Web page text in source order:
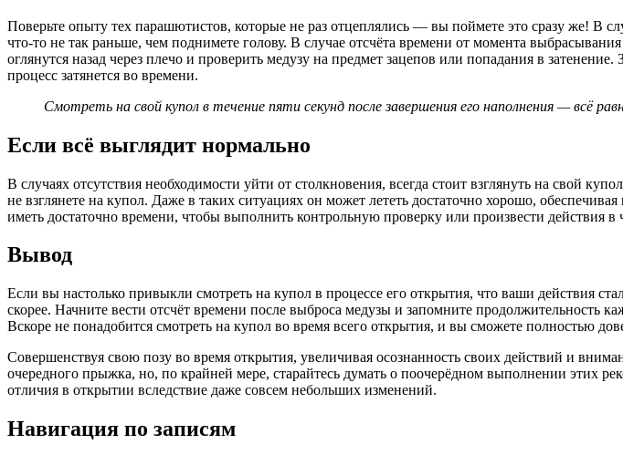
Поверьте опыту тех парашютистов, которые не раз отцеплялись — вы поймете это сразу же! В
что-то не так раньше, чем поднимете голову. В случае отсчёта времени от момента
оглянутся назад через плечо и проверить медузу на предмет зацепов или попадания в
процесс затянется во времени.
Смотреть на свой купол в течение пяти секунд после завершения его наполнения — всё
Если всё выглядит нормально
В случаях отсутствия необходимости уйти от столкновения, всегда стоит взглянуть на свой
не взглянете на купол. Даже в таких ситуациях он может лететь достаточно хорошо,
иметь достаточно времени, чтобы выполнить контрольную проверку или произвести действия
Вывод
Если вы настолько привыкли смотреть на купол в процессе его открытия, что ваши действия
скорее. Начните вести отсчёт времени после выброса медузы и запомните продолжительность
Вскоре не понадобится смотреть на купол во время всего открытия, и вы сможете полностью
Совершенствуя свою позу во время открытия, увеличивая осознанность своих действий и
очередного прыжка, но, по крайней мере, старайтесь думать о поочерёдном выполнении этих
отличия в открытии вследствие даже совсем небольших изменений.
Навигация по записям